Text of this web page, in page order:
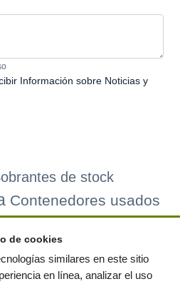
Información sobre Noticias y
de stock
Contenedores usados
Electrodomesticos
de cookies
similares en este sitio
en línea, analizar el uso